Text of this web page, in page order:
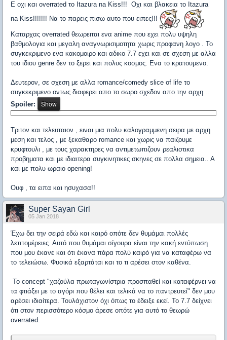
Ε οχι και overrated το Itazura na Kiss!!! Οχι και βλακεια το Itazura
na Kiss!!!!!!! Να το παρεις πισω αυτο που ειπες!!!
Καταρχας overrated θεωρειται ενα anime που εχει πολυ υψηλη
βαθμολογια και μεγαλη αναγνωρισιμοτητα χωρις προφανη λογο . Το
συγκεκριμενο ενα κακομοιρο και αδικο 7.7 εχει και σε σχεση με αλλα
του ιδιου genre δεν το ξερει και πολυς κοσμος. Ενα το κρατουμενο.
Δευτερον, σε σχεση με αλλα romance/comedy slice of life το
συγκεκριμενο οντως διαφερει απο το σωρο σχεδον απο την αρχη ..
Spoiler:
Τριτον και τελευταιον , ειναι μια πολυ καλογραμμενη σειρα με αρχη
μεση και τελος , με ξεκαθαρο romance και χωρις να παιζουμε
κρυφτουλι , με τους χαρακτηρες να αντιμετωπιζουν ρεαλιστικα
προβηματα και με ιδιαιτερα συγκινητικες σκηνες σε πολλα σημεια.. Α
και με πολυ ωραιο opening!
Ουφ , τα ειπα και ησυχασα!!
Super Sayan Girl
05 Jan 2018
Έχω δει την σειρά εδώ και καιρό οπότε δεν θυμάμαι πολλές
λεπτομέρειες. Αυτό που θυμάμαι σίγουρα είναι την κακή εντύπωση
που μου έκανε και ότι έκανα πάρα πολύ καιρό για να καταφέρω να
το τελειώσω. Φυσικά εξαρτάται και το τι αρέσει στον καθένα.
Το concept "χαζούλα πρωταγωνίστρια προσπαθεί και καταφέρνει να
τα φτιάξει με το αγόρι που θέλει και τελικά να το παντρευτεί" δεν μου
αρέσει ιδιαίτερα. Τουλάχιστον όχι όπως το έδειξε εκεί. Το 7.7 δείχνει
ότι στον περισσότερο κόσμο άρεσε οπότε για αυτό το θεωρώ
overrated.